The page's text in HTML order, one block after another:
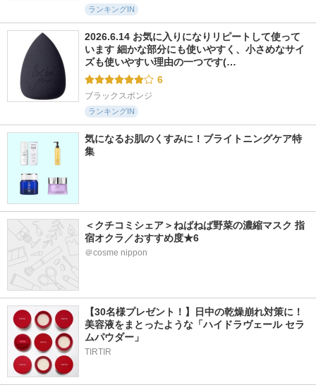
ランキングIN
2026.6.14 お気に入りになりリピートして使って
います 細かな部分にも使いやすく、小さめなサイ
ズも使いやすい理由の一つです(…
6
ブラックスポンジ
ランキングIN
気になるお肌のくすみに！ブライトニングケア特
集
＜クチコミシェア＞ねばねば野菜の濃縮マスク 指
宿オクラ／おすすめ度★6
＠cosme nippon
【30名様プレゼント！】日中の乾燥崩れ対策に！
美容液をまとったような「ハイドラヴェール セラ
ムパウダー」
TIRTIR